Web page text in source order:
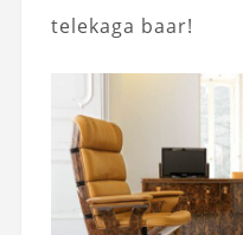
telekaga baar!